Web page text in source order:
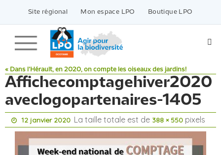
contenu
Site régional Mon espace LPO Boutique LPO
« Dans l’Hérault, en 2020, on compte les oiseaux des jardins!
Affichecomptagehiver2020
aveclogopartenaires-1405
12 janvier 2020 La taille totale est de 388 × 550 pixels